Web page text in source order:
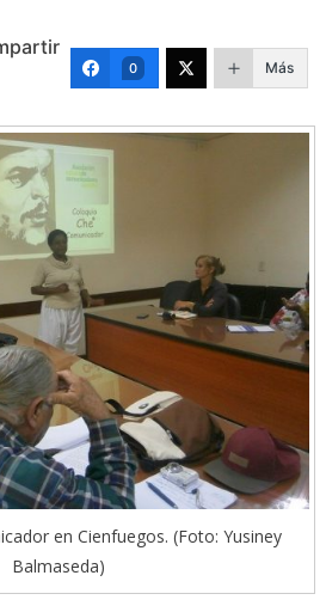
0 Más
en Cienfuegos. (Foto: Yusiney
Balmaseda)